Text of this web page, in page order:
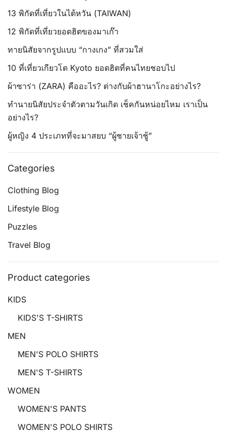
13 พิกัดที่เที่ยวในไต้หวัน (TAIWAN)
12 พิกัดที่เที่ยวยอดฮิตของมาเก๊า
ทายนิสัยจากรูปแบบ “กางเกง” ที่สวมใส่
10 ที่เที่ยวเกียวโต Kyoto ยอดฮิตที่คนไทยชอบไป
ผ้าซาร่า (ZARA) คืออะไร? ต่างกับผ้าฮานาโกะอย่างไร?
ทำนายนิสัยประจำตัวตามวันเกิด เช็คกันหน่อยไหม เราเป็น
อย่างไร?
ผู้หญิง 4 ประเภทที่จะมาสยบ “ผู้ชายเจ้าชู้”
Categories
Clothing Blog
Lifestyle Blog
Puzzles
Travel Blog
Product categories
KIDS
KIDS'S T-SHIRTS
MEN
MEN'S POLO SHIRTS
MEN'S T-SHIRTS
WOMEN
WOMEN'S PANTS
WOMEN'S POLO SHIRTS